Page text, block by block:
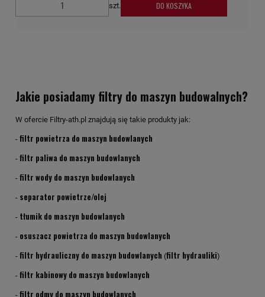
szt. DO KOSZYKA
Jakie posiadamy filtry do maszyn budowalnych?
W ofercie Filtry-ath.pl znajdują się takie produkty jak:
- filtr powietrza do maszyn budowlanych
- filtr paliwa do maszyn budowlanych
- filtr wody do maszyn budowlanych
- separator powietrze/olej
- tłumik do maszyn budowlanych
- osuszacz powietrza do maszyn budowlanych
- filtr hydrauliczny do maszyn budowlanych (filtr hydrauliki)
- filtr kabinowy do maszyn budowlanych
- filtr odmy do maszyn budowlanych